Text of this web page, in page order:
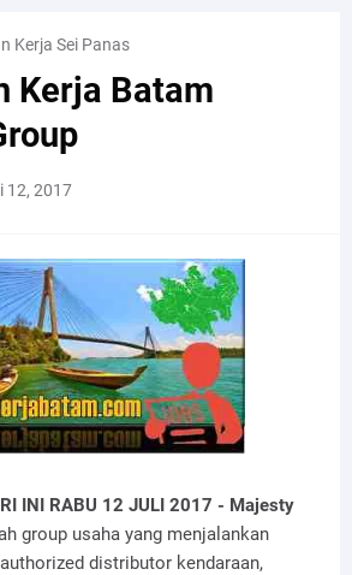
Kerja Sei Panas
Kerja Batam
12, 2017
INI RABU 12 JULI 2017 - Majesty
group usaha yang menjalankan
distributor kendaraan,